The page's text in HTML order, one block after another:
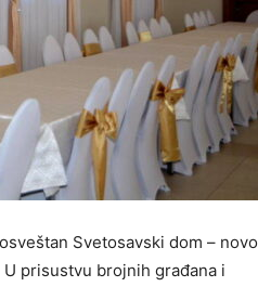
Svetosavski dom – novo
prisustvu brojnih građana i